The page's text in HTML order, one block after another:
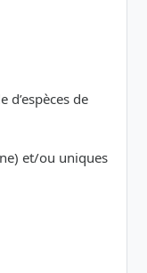
de
et/ou uniques